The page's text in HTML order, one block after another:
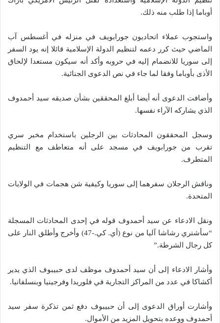
أوباما إذا طلب منه ذلك.
واستجوب عملاء اتحاديون جورابويف في منزله في أغسطس آب
الماضي حيث كرر دعمه لتنظيم الدولة الإسلامية قائلا إنه يود السفر
إلى سوريا للانضمام إليه في حروبه وأكد أنه سيكون مستعدا لإلحاق
الأذى بأوباما وفقا لما جاء في نص الدعوى الجنائية.
وأضافت الدعوى أنه أيضا أبلغ المحققين بشأن صديقه سيد أحمدوف
الذي يشاركه الآراء نفسها.
وسجل المحققون المحادثات بين الرجلين باستخدام مخبر سري
تقرب من جورابويف في مسجد على أنه متعاطف مع التنظيم
المتطرف.
وناقش الرجلان سفرهما إلى سوريا وكيفية شن هجمات في الولايات
المتحدة.
ونقل الادعاء عن سيد أحمدوف قوله في إحدى المحادثات المسجلة
“سأشتري رشاشا آليا من نوع (أي. كي.-47) وأخرج وأطلق النار على
كل رجال الشرطة.”
وأشار الادعاء إلى أن سيد أحمدوف موظف لدى حبيبوف الذي يدير
أكشاكا في عدد من المراكز التجارية في فلوريدا وفرجينيا وبنسلفانيا.
وأشارت أوراق الدعوى إلى أن حبيبوف دفع ثمن تذكرة سفر سيد
أحمدوف ووعده بتحويل المزيد من الأموال.